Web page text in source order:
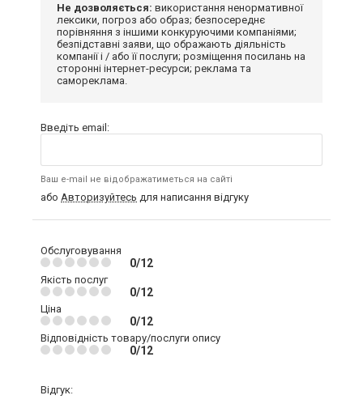
Не дозволяється: використання ненормативної
лексики, погроз або образ; безпосереднє
порівняння з іншими конкуруючими компаніями;
безпідставні заяви, що ображають діяльність
компанії і / або її послуги; розміщення посилань на
сторонні інтернет-ресурси; реклама та
самореклама.
Введіть email:
Ваш e-mail не відображатиметься на сайті
або Авторизуйтесь для написання відгуку
Обслуговування
0/12
Якість послуг
0/12
Ціна
0/12
Відповідність товару/послуги опису
0/12
Відгук: